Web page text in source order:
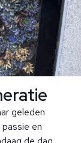
geleden
en